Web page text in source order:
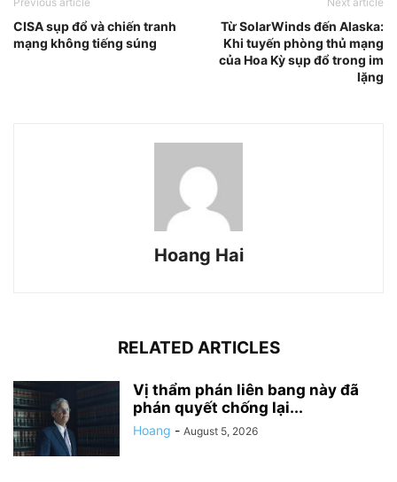
CISA sụp đổ và chiến tranh
mạng không tiếng súng
Từ SolarWinds đến Alaska:
Khi tuyến phòng thủ mạng
của Hoa Kỳ sụp đổ trong im
lặng
Hoang Hai
RELATED ARTICLES
Vị thẩm phán liên bang này đã
phán quyết chống lại...
Hoang - August 5, 2026